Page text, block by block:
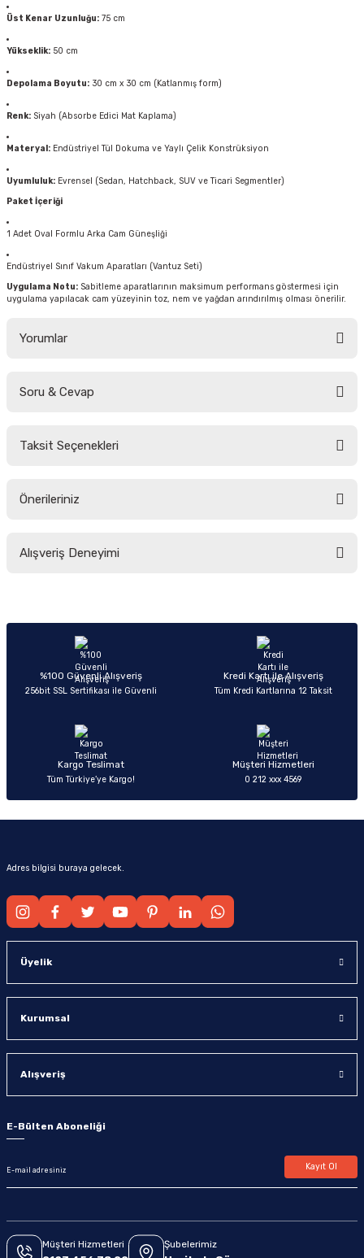
Üst Kenar Uzunluğu: 75 cm
Yükseklik: 50 cm
Depolama Boyutu: 30 cm x 30 cm (Katlanmış form)
Renk: Siyah (Absorbe Edici Mat Kaplama)
Materyal: Endüstriyel Tül Dokuma ve Yaylı Çelik Konstrüksiyon
Uyumluluk: Evrensel (Sedan, Hatchback, SUV ve Ticari Segmentler)
Paket İçeriği
1 Adet Oval Formlu Arka Cam Güneşliği
Endüstriyel Sınıf Vakum Aparatları (Vantuz Seti)
Uygulama Notu: Sabitleme aparatlarının maksimum performans göstermesi için
uygulama yapılacak cam yüzeyinin toz, nem ve yağdan arındırılmış olması önerilir.
Yorumlar
Soru & Cevap
Taksit Seçenekleri
Önerileriniz
yetersiz gördüğünüz noktaları öneri formunu kullanarak tarafımıza
Ürün açıklamasında eksik bilgiler bulunuyor.
Ürün bilgilerinde hatalar bulunuyor.
Ürün fiyatı diğer sitelerden daha pahalı.
Alışveriş Deneyimi
Sitemize ilk yorumu siz yapın!
%100 Güvenli Alışveriş
256bit SSL Sertifikası ile Güvenli
Kredi Kartı ile Alışveriş
Tüm Kredi Kartlarına 12 Taksit
Kargo Teslimat
Tüm Türkiye’ye Kargo!
Müşteri Hizmetleri
0 212 xxx 4569
Adres bilgisi buraya gelecek.
Üyelik
Kurumsal
Alışveriş
E-Bülten Aboneliği
Kayıt Ol
Müşteri Hizmetleri Şubelerimiz